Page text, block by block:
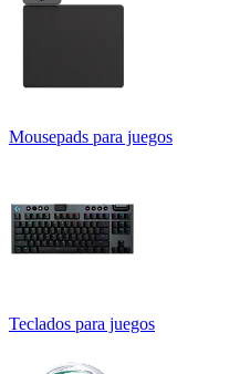
Mousepads para juegos
Teclados para juegos